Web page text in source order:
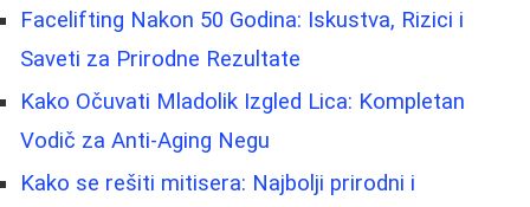
Facelifting Nakon 50 Godina: Iskustva, Rizici i
Saveti za Prirodne Rezultate
Kako Očuvati Mladolik Izgled Lica: Kompletan
Vodič za Anti-Aging Negu
Kako se rešiti mitisera: Najbolji prirodni i